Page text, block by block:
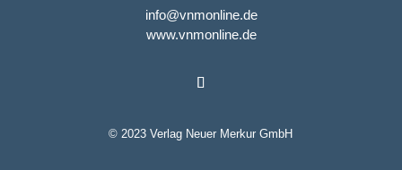
info@vnmonline.de
www.vnmonline.de
© 2023 Verlag Neuer Merkur GmbH